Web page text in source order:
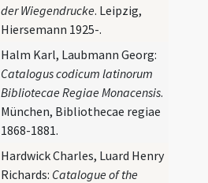
der Wiegendrucke. Leipzig,
Hiersemann 1925-.
Halm Karl, Laubmann Georg:
Catalogus codicum latinorum
Bibliotecae Regiae Monacensis.
München, Bibliothecae regiae
1868-1881.
Hardwick Charles, Luard Henry
Richards: Catalogue of the